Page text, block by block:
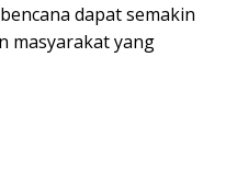
dapat semakin
masyarakat yang